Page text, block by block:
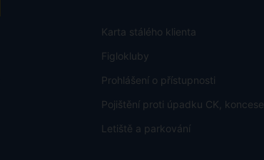
Karta stálého klienta
Figlokluby
Prohlášení o přístupnosti
Pojištění proti úpadku CK, koncese
Letiště a parkování